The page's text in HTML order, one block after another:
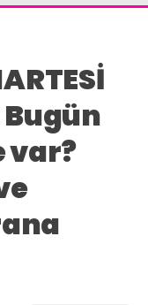
Bugün
var?